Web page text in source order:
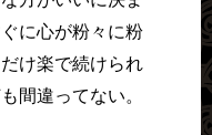
に心が粉々に粉
け楽で続けられ
間違ってない。